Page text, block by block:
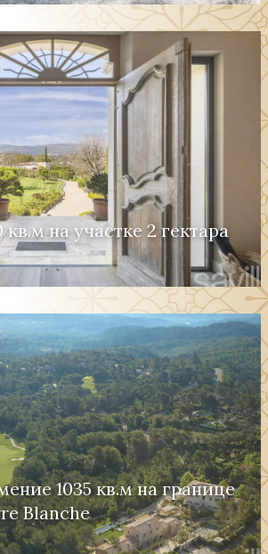
на участке 2 гектара
1035 кв.м на границе
Blanche